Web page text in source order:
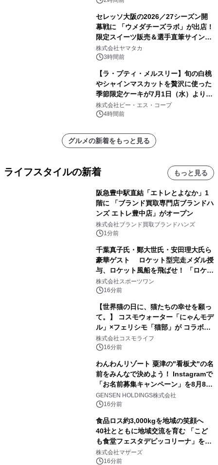
セレッソ大阪の2026／27シーズン開
幕戦に 「ウメダチーズラボ」が出店！
限定スイーツ販売＆選手直筆サイング
ッズが当たる抽選会を 8月8日に開催
株式会社ヤマタカ
3時間前
【ラ・プティ・メルスリー】旬の白桃
やシャインマスカットを贅沢に使った
季節限定ケーキが7月1日（水）より順
次登場！
株式会社ピー・エス・コープ
4時間前
グルメの新着をもっと見る
ライフスタイルの新着 もっと見る
阪急豊中駅直結「エトレとよなか」1
階に 「ブランド買取専門店ブランドハ
ンズ エトレ豊中店」がオープン
株式会社ブランド買取ブランドハンズ
1分前
千葉真子氏・鄭大世氏・安田理大氏ら
豪華ゲスト ロケット型完走メダル授
与、ロケット風船を飛ばせ！ 「ロケッ
トマラソン2026」開催
株式会社スポーツワン
16分前
【世界猫の日に、猫たちの幸せを願っ
て。】 コスモウォーター「にゃんモデ
ル」×フェリシモ「猫部」が コラボキ
ャンペーンを実施
株式会社コスモライフ
16分前
わんわんリゾート 粟津の"看板犬"の名
前をみんなで決めよう！ Instagramで
「お名前募集キャンペーン」を8月8日
(土)より開催
GENSEN HOLDINGS株式会社
16分前
食品ロス約3,000kgを地域の笑顔へ
40社とともに地域交流を育む 「こど
も食堂フェスタデピッコリーナ」を9
月5日(土)開催
株式会社マザーズ
16分前